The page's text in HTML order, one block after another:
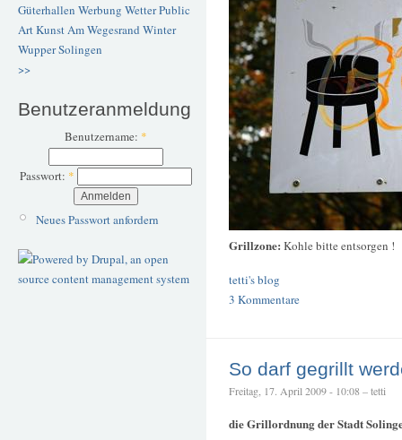
Güterhallen Werbung WetterPublic
ArtKunstAm Wegesrand Winter
WupperSolingen
>>
Benutzeranmeldung
Benutzername: *
Passwort: *
Neues Passwort anfordern
Grillzone: Kohle bitte entsorgen !
tetti's blog
3 Kommentare
So darf gegrillt
Freitag, 17. April 2009 - 10:08 – tetti
die Grillordnung der Stadt